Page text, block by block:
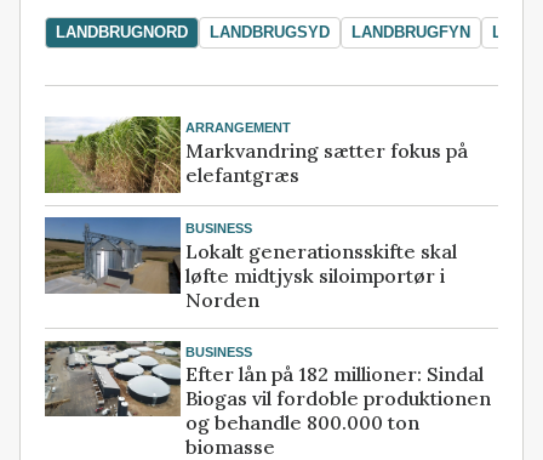
LANDBRUGNORD LANDBRUGSYD LANDBRUGFYN
ARRANGEMENT
Markvandring sætter fokus på
elefantgræs
BUSINESS
Lokalt generationsskifte skal
løfte midtjysk siloimportør i
Norden
BUSINESS
Efter lån på 182 millioner: Sindal
Biogas vil fordoble produktionen
og behandle 800.000 ton
biomasse